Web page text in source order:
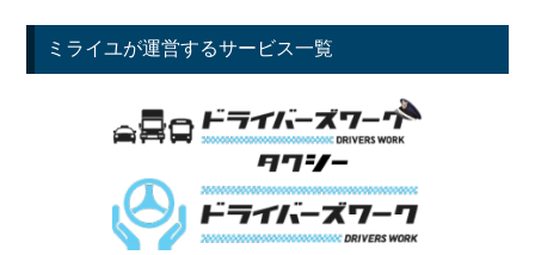
ミライユが運営するサービス一覧